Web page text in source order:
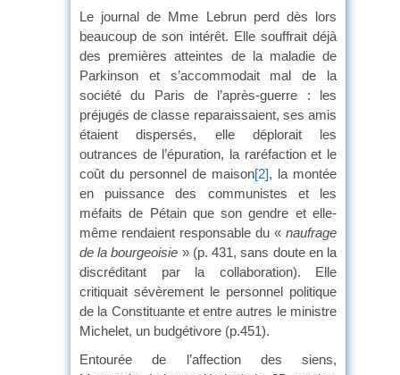
Le journal de Mme Lebrun perd dès lors
beaucoup de son intérêt. Elle souffrait déjà
des premières atteintes de la maladie de
Parkinson et s’accommodait mal de la
société du Paris de l’après-guerre : les
préjugés de classe reparaissaient, ses amis
étaient dispersés, elle déplorait les
outrances de l’épuration, la raréfaction et le
coût du personnel de maison[2], la montée
en puissance des communistes et les
méfaits de Pétain que son gendre et elle-
même rendaient responsable du « naufrage
de la bourgeoisie » (p. 431, sans doute en la
discréditant par la collaboration). Elle
critiquait sévèrement le personnel politique
de la Constituante et entre autres le ministre
Michelet, un budgétivore (p.451).
Entourée de l’affection des siens,